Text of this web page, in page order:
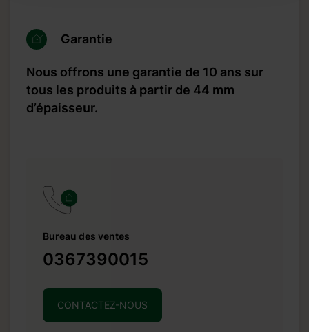
Garantie
Nous offrons une garantie de 10 ans sur
tous les produits à partir de 44 mm
d’épaisseur.
Bureau des ventes
0367390015
CONTACTEZ-NOUS